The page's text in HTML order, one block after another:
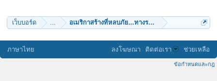
เว็บบอร์ด ... อเมริกาสร้างที่หลบภัย...ทางรอดของมนุษย์วันสิ้นโลก
ภาษาไทย ลงโฆษณา ติดต่อเรา ช่วยเหลือ
ข้อกำหนดและกฎ